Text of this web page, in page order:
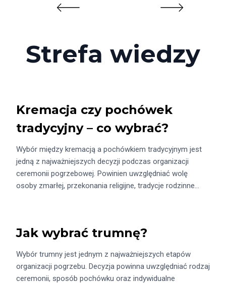
Strefa wiedzy
Kremacja czy pochówek
tradycyjny – co wybrać?
Wybór między kremacją a pochówkiem tradycyjnym jest
jedną z najważniejszych decyzji podczas organizacji
ceremonii pogrzebowej. Powinien uwzględniać wolę
osoby zmarłej, przekonania religijne, tradycje rodzinne…
Jak wybrać trumnę?
Wybór trumny jest jednym z najważniejszych etapów
organizacji pogrzebu. Decyzja powinna uwzględniać rodzaj
ceremonii, sposób pochówku oraz indywidualne